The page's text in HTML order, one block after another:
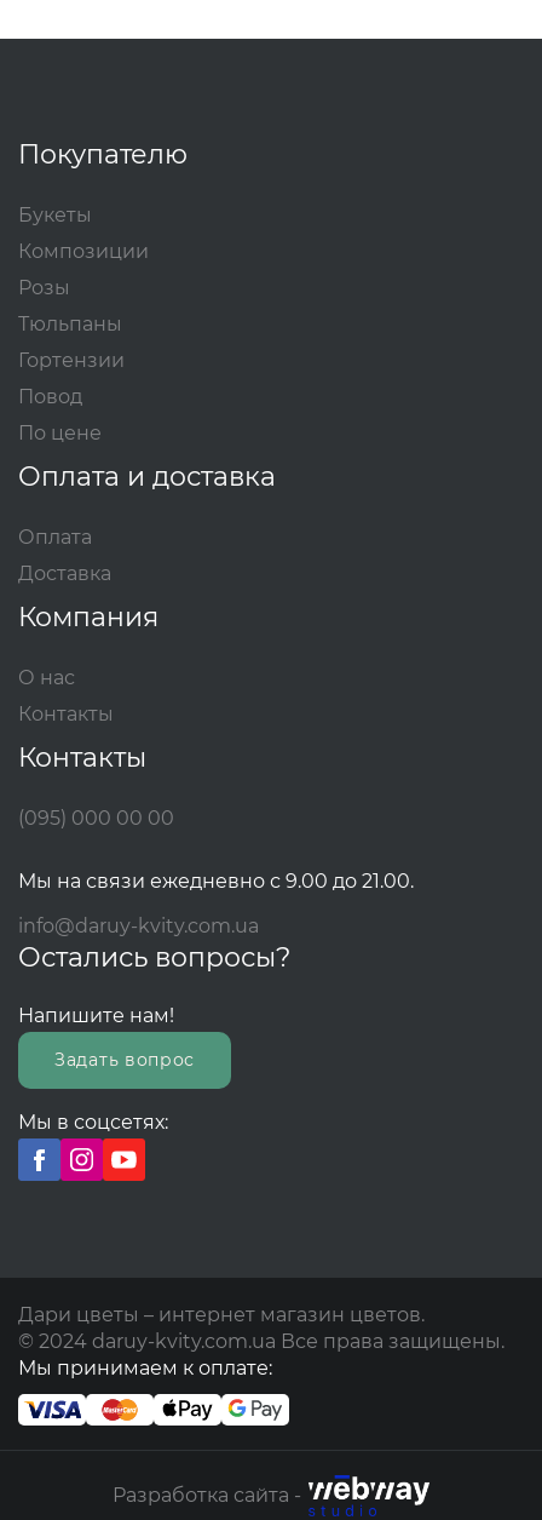
Покупателю
Букеты
Композиции
Розы
Тюльпаны
Гортензии
Повод
По цене
Оплата и доставка
Оплата
Доставка
Компания
О нас
Контакты
Контакты
(095) 000 00 00
Мы на связи ежедневно с 9.00 до 21.00.
info@daruy-kvity.com.ua
Остались вопросы?
Напишите нам!
Задать вопрос
Мы в соцсетях:
Дари цветы – интернет магазин цветов.
© 2024 daruy-kvity.com.ua Все права защищены.
Мы принимаем к оплате:
Разработка сайта -